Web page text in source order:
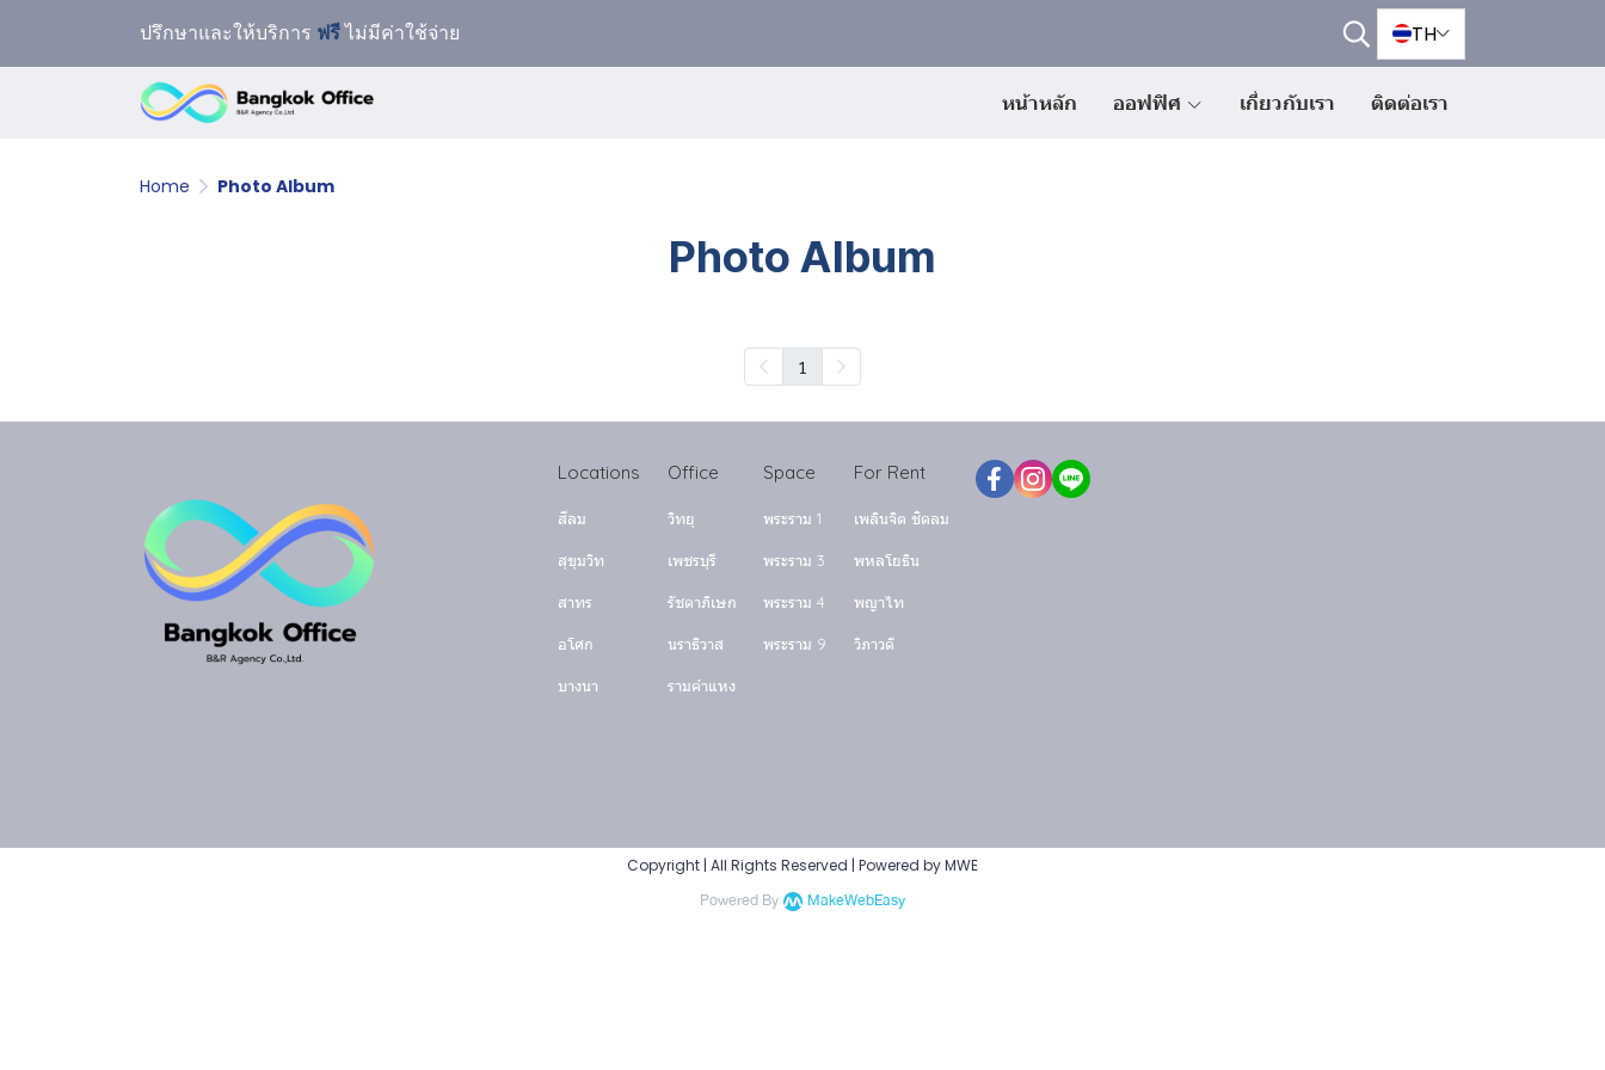
ปรึกษาและให้บริการ ฟรีไม่มีค่าใช้จ่าย TH
หน้าหลัก ออฟฟิศ เกี่ยวกับเรา ติดต่อเรา
Home Photo Album
Photo Album
1
Locations
สีลม
สุขุมวิท
สาทร
อโศก
บางนา
Office
วิทยุ
เพชรบุรี
รัชดาภิเษก
นราธิวาส
รามคำแหง
Space
พระราม 1
พระราม 3
พระราม 4
พระราม 9
For Rent
เพลินจิต ชิดลม
พหลโยธิน
พญาไท
วิภาวดี
Copyright | All Rights Reserved | Powered by MWE
Powered By MakeWebEasy